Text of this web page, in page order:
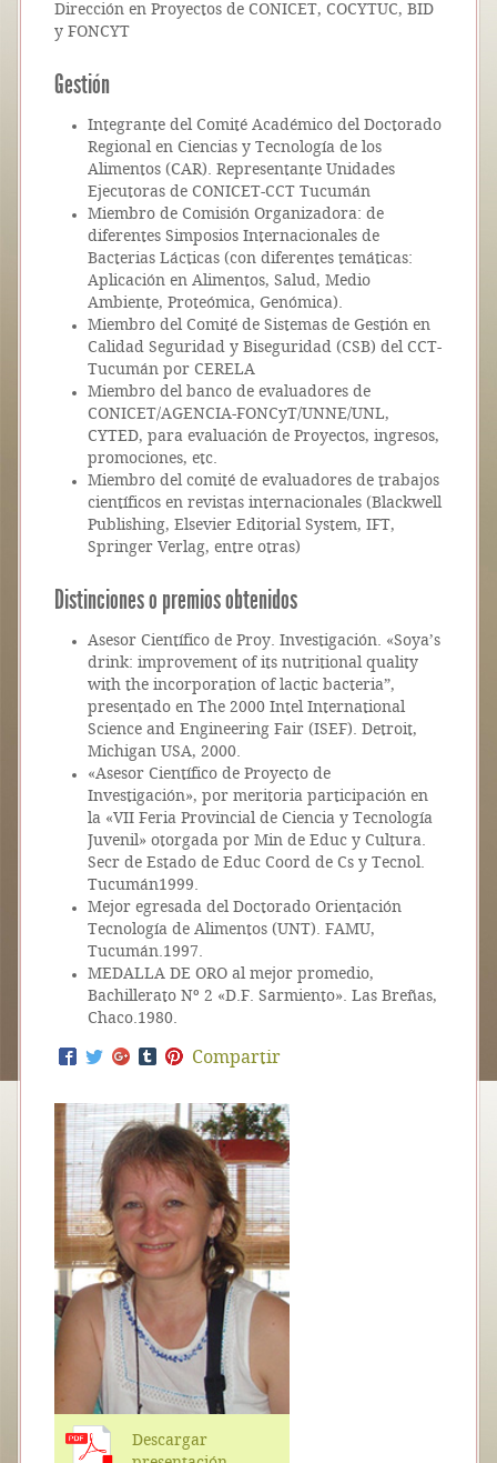
Dirección en Proyectos de CONICET, COCYTUC, BID
y FONCYT
Gestión
Integrante del Comité Académico del Doctorado
Regional en Ciencias y Tecnología de los
Alimentos (CAR). Representante Unidades
Ejecutoras de CONICET-CCT Tucumán
Miembro de Comisión Organizadora: de
diferentes Simposios Internacionales de
Bacterias Lácticas (con diferentes temáticas:
Aplicación en Alimentos, Salud, Medio
Ambiente, Proteómica, Genómica).
Miembro del Comité de Sistemas de Gestión en
Calidad Seguridad y Biseguridad (CSB) del CCT-
Tucumán por CERELA
Miembro del banco de evaluadores de
CONICET/AGENCIA-FONCyT/UNNE/UNL,
CYTED, para evaluación de Proyectos, ingresos,
promociones, etc.
Miembro del comité de evaluadores de trabajos
científicos en revistas internacionales (Blackwell
Publishing, Elsevier Editorial System, IFT,
Springer Verlag, entre otras)
Distinciones o premios obtenidos
Asesor Científico de Proy. Investigación. «Soya’s
drink: improvement of its nutritional quality
with the incorporation of lactic bacteria”,
presentado en The 2000 Intel International
Science and Engineering Fair (ISEF). Detroit,
Michigan USA, 2000.
«Asesor Científico de Proyecto de
Investigación», por meritoria participación en
la «VII Feria Provincial de Ciencia y Tecnología
Juvenil» otorgada por Min de Educ y Cultura.
Secr de Estado de Educ Coord de Cs y Tecnol.
Tucumán1999.
Mejor egresada del Doctorado Orientación
Tecnología de Alimentos (UNT). FAMU,
Tucumán.1997.
MEDALLA DE ORO al mejor promedio,
Bachillerato Nº 2 «D.F. Sarmiento». Las Breñas,
Chaco.1980.
Compartir
Descargar